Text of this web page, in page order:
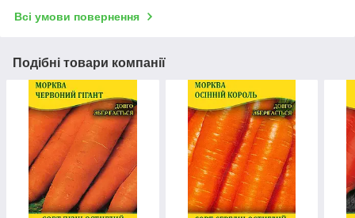
Всі умови повернення
Подібні товари компанії